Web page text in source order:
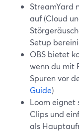
StreamYard
auf (Cloud
Setup
OBS bietet
wenn du mit
Spuren vor
Guide)
Loom eignet
Clips und
als